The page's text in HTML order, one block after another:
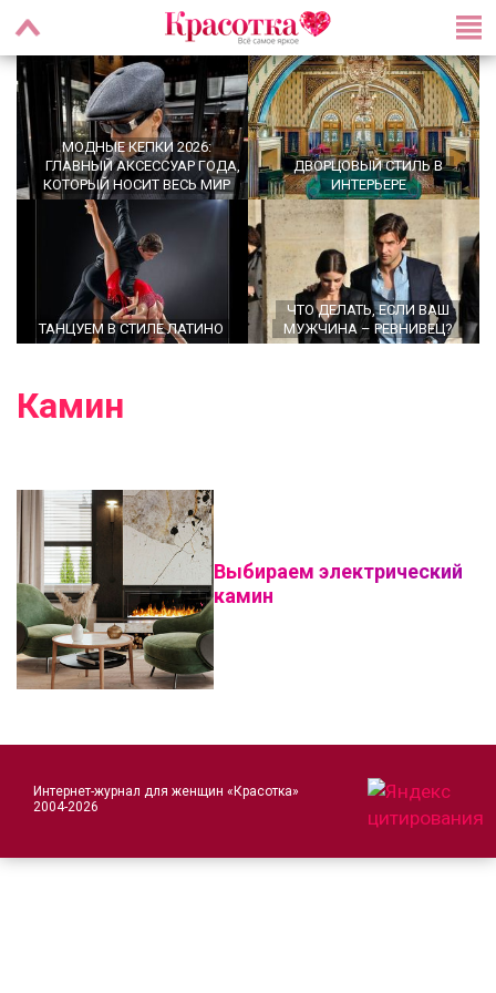
МОДНЫЕ КЕПКИ 2026:
ГЛАВНЫЙ АКСЕССУАР ГОДА,
КОТОРЫЙ НОСИТ ВЕСЬ МИР
ДВОРЦОВЫЙ СТИЛЬ В
ИНТЕРЬЕРЕ
ТАНЦУЕМ В СТИЛЕ ЛАТИНО
ЧТО ДЕЛАТЬ, ЕСЛИ ВАШ
МУЖЧИНА – РЕВНИВЕЦ?
Камин
Выбираем электрический
камин
Интернет-журнал для женщин «Красотка»
2004-2026